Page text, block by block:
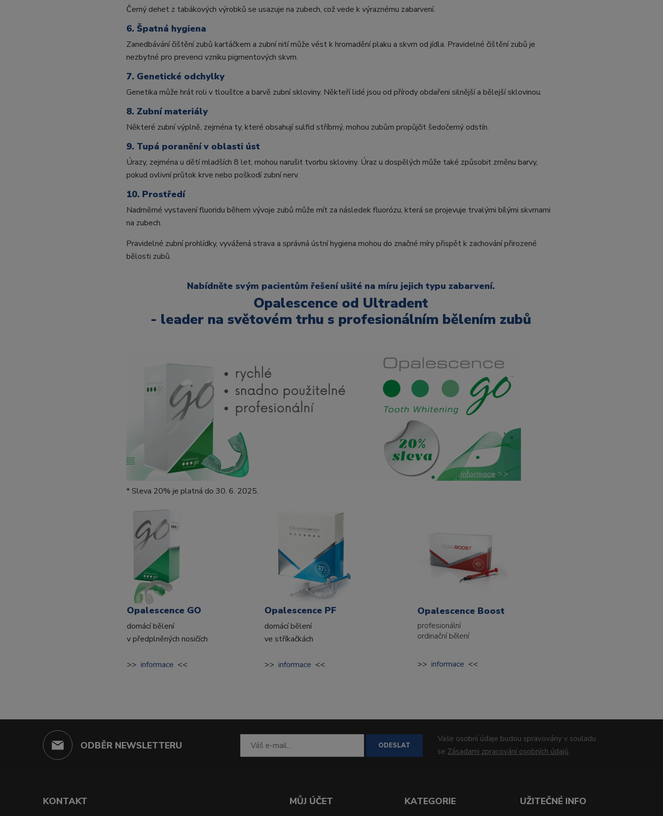
Černý dehet z tabákových výrobků se usazuje na zubech, což vede k výraznému zabarvení.
6. Špatná hygiena
Zanedbávání čištění zubů kartáčkem a zubní nití může vést k hromadění plaku a skvrn od jídla. Pravidelné čištění zubů je
nezbytné pro prevenci vzniku pigmentových skvrn.
7. Genetické odchylky
Genetika může hrát roli v tloušťce a barvě zubní skloviny. Někteří lidé jsou od přírody obdařeni silnější a bělejší sklovinou.
8. Zubní materiály
Některé zubní výplně, zejména ty, které obsahují sulfid stříbrný, mohou zubům propůjčit šedočerný odstín.
9. Tupá poranění v oblasti úst
Úrazy, zejména u dětí mladších 8 let, mohou narušit tvorbu skloviny. Úraz u dospělých může také způsobit změnu barvy,
pokud ovlivní průtok krve nebo poškodí zubní nerv.
10. Prostředí
Nadměrné vystavení fluoridu během vývoje zubů může mít za následek fluorózu, která se projevuje trvalými bílými skvrnami
na zubech.
Pravidelné zubní prohlídky, vyvážená strava a správná ústní hygiena mohou do značné míry přispět k zachování přirozené
bělosti zubů.
Nabídněte svým pacientům řešení ušité na míru jejich typu zabarvení.
Opalescence od Ultradent
- leader na světovém trhu s profesionálním bělením zubů
* Sleva 20% je platná do 30. 6. 2025.
Opalescence GO
domácí bělení
v předplněných nosičích
>> informace <<
Opalescence PF
domácí bělení
ve stříkačkách
>> informace <<
Opalescence Boost
profesionální
ordinační bělení
>> informace <<
ODBĚR NEWSLETTERU ODESLAT
Vaše osobní údaje budou spravovány v souladu
se Zásadami zpracování osobních údajů.
KONTAKT MŮJ ÚČET KATEGORIE UŽITEČNÉ INFO